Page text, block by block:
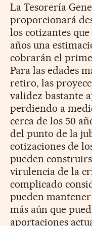
La Tesorería
proporcionará
los cotizantes
años una
cobrarán el
Para las edades
retiro, las
validez bastante
perdiendo a
cerca de los 50
del punto de la
cotizaciones de
pueden
virulencia de la
complicado
pueden
más aún que
aportaciones